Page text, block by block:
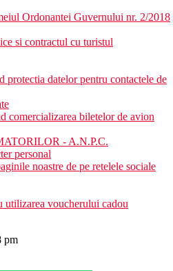
Ordonantei Guvernului nr. 2/2018
si contractul cu turistul
protectia datelor pentru contactele de
comercializarea biletelor de avion
- A.N.P.C.
personal
noastre de pe retelele sociale
utilizarea voucherului cadou
pm